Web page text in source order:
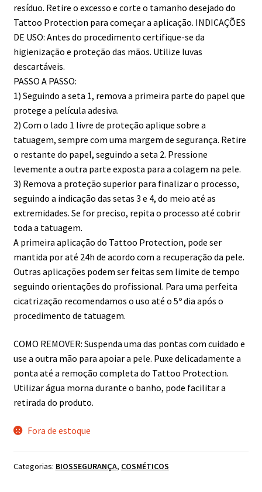
resíduo. Retire o excesso e corte o tamanho desejado do
Tattoo Protection para começar a aplicação. INDICAÇÕES
DE USO: Antes do procedimento certifique-se da
higienização e proteção das mãos. Utilize luvas
descartáveis.
PASSO A PASSO:
1) Seguindo a seta 1, remova a primeira parte do papel que
protege a película adesiva.
2) Com o lado 1 livre de proteção aplique sobre a
tatuagem, sempre com uma margem de segurança. Retire
o restante do papel, seguindo a seta 2. Pressione
levemente a outra parte exposta para a colagem na pele.
3) Remova a proteção superior para finalizar o processo,
seguindo a indicação das setas 3 e 4, do meio até as
extremidades. Se for preciso, repita o processo até cobrir
toda a tatuagem.
A primeira aplicação do Tattoo Protection, pode ser
mantida por até 24h de acordo com a recuperação da pele.
Outras aplicações podem ser feitas sem limite de tempo
seguindo orientações do profissional. Para uma perfeita
cicatrização recomendamos o uso até o 5º dia após o
procedimento de tatuagem.
COMO REMOVER: Suspenda uma das pontas com cuidado e
use a outra mão para apoiar a pele. Puxe delicadamente a
ponta até a remoção completa do Tattoo Protection.
Utilizar água morna durante o banho, pode facilitar a
retirada do produto.
Fora de estoque
Categorias: BIOSSEGURANÇA, COSMÉTICOS